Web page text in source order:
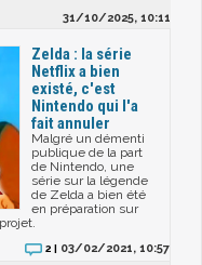
31/10/2025, 10:11
Zelda : la série
Netflix a bien
existé, c'est
Nintendo qui l'a
fait annuler
Malgré un démenti
publique de la part
de Nintendo, une
série sur la légende
de Zelda a bien été
en préparation sur
2 |03/02/2021, 10:57